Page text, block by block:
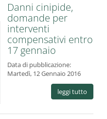
Danni cinipide,
domande per
interventi
compensativi entro
17 gennaio
Data di pubblicazione:
Martedì, 12 Gennaio 2016
leggi tutto